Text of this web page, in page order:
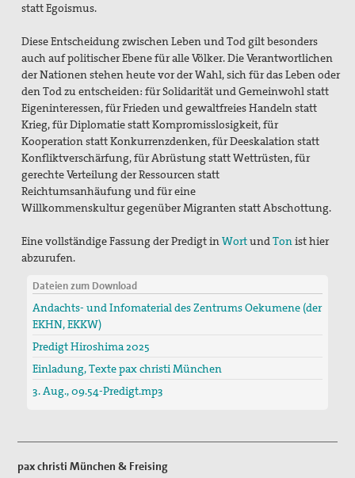
stattEgoismus.
Diese Entscheidung zwischen Lebenund Tod gilt besonders
auch aufpolitischer Ebene für alle Völker. DieVerantwortlichen
der Nationen stehenheute vor der Wahl, sich für das Lebenoder
den Tod zu entscheiden: für Solidaritätund Gemeinwohl statt
Eigeninteressen,für Frieden und gewaltfreiesHandeln statt
Krieg, für Diplomatie stattKompromisslosigkeit, für
Kooperationstatt Konkurrenzdenken, für Deeskalationstatt
Konfliktverschärfung, für Abrüstungstatt Wettrüsten, für
gerechteVerteilung der Ressourcen statt
Reichtumsanhäufungund für eine
Willkommenskulturgegenüber Migranten stattAbschottung.
Eine vollständige Fassung der PredigtinWortundTonist hier
abzurufen.
Dateien zum Download
Andachts- und Infomaterial des Zentrums Oekumene (der
EKHN, EKKW)
Predigt Hiroshima 2025
Einladung, Texte pax christi München
3. Aug., 09.54-Predigt​.mp3
pax christi München & Freising